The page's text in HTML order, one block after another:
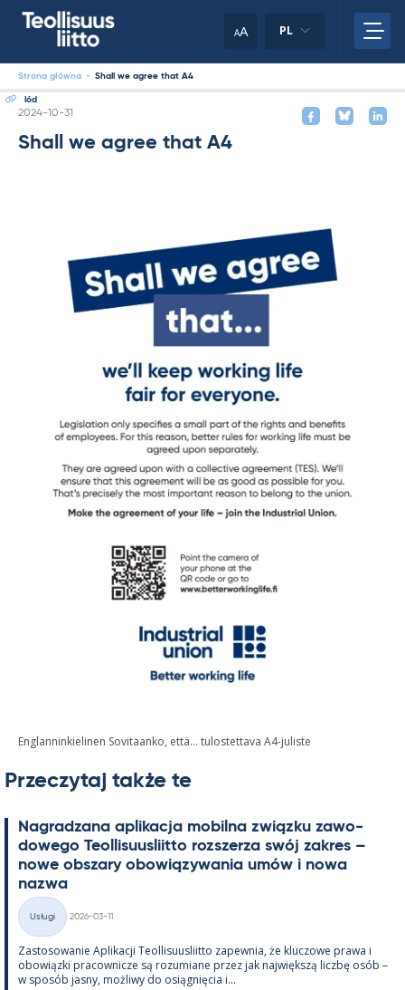
AA PL
Strona główna - Shall we agree that A4
lód
Kirjoitettu
2024-10-31
Shall we agree that A4
Englanninkielinen Sovitaanko, että… tulostettava A4-juliste
Przeczytaj także te
Na­gradzana apli­kacja mo­bilna związku zawo­
dowego Teol­li­suus­liitto rozszerza swój za­kres –
nowe obszary obowiązywa­nia umów i nowa
nazwa
Kategorie
Usługi
2026-03-11
Zas­to­sowa­nie Apli­kacji Teol­li­suus­liitto za­pew­nia, że kluczowe prawa i
obowiązki pracow­nicze są rozu­miane przez jak największą liczbę osób –
w sposób jasny, moż­liwy do osiąg­nięcia i...